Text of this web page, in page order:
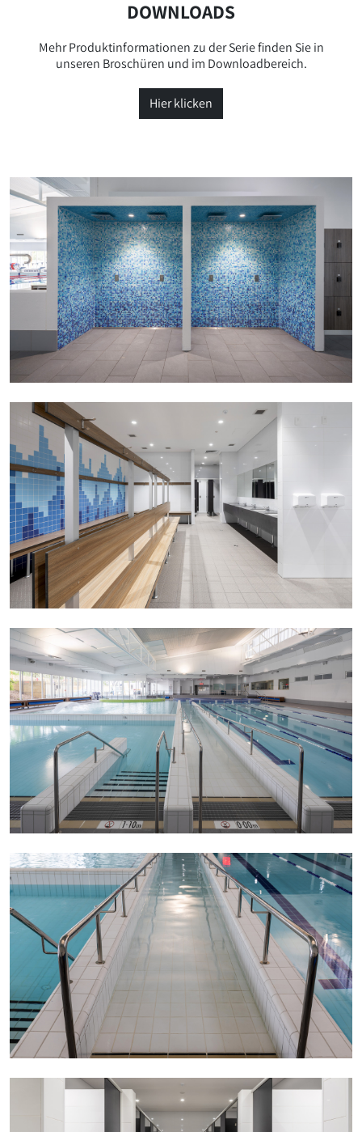
DOWNLOADS
Mehr Produktinformationen zu der Serie finden Sie in
unseren Broschüren und im Downloadbereich.
Hier klicken